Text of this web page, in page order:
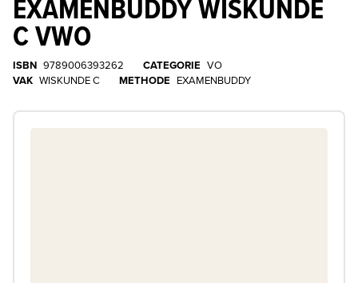
C VWO
ISBN 9789006393262 CATEGORIE VO
VAK WISKUNDE C METHODE EXAMENBUDDY